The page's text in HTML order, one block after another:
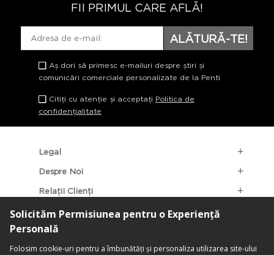
FII PRIMUL CARE AFLĂ!
ALĂTURĂ-TE!
Aș dori să primesc e-mailuri despre știri și
comunicări comerciale personalizate de la Penti
Citiți cu atenție și acceptați Politica de
confidențialitate
Legal
Despre Noi
Relații Clienți
Categorii Populare
Localizarea Magazinelor